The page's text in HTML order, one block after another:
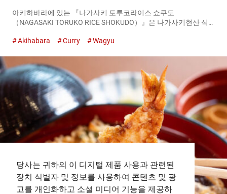
당사는 귀하의 이 디지털 제품 사용과 관련된
장치 식별자 및 정보를 사용하여 콘텐츠 및 광
고를 개인화하고 소셜 미디어 기능을 제공하
쇼쿠도】
아키하바라에 있는 『나가사키 토루코라이스 쇼쿠도
（NAGASAKI TORUKO RICE SHOKUDO）』은 나가사키현산 식
가사키에서 시작된 요리가 간판 메뉴입니다. 그것이 바로 가게 이
키)라이스（Special torukorice）』 １,６００엔（세금 포함）
풍성한 인기 메뉴 『스페셜 토루코(터키)라이스（Special
torukorice）』 토루코(터키)라이스의 정의는 돈까스, 스파게티,
필라프가 한 접시에 담겨 있는 것입니다. 하지만, 토루코(터키)라
이스에는 이 세 가지 토핑만 사용해야 한다는 규칙은 없습니다.
『나가사키 토루코라이스 쇼쿠도（NAGASAKI TORUKO RICE
SHOKUDO）』에서는 토핑에 다양성을 더한 여러 종류의 토루코
(터키)라이스를 제공하고 있습니다. 특히 인기 있는 종류는 『스페
셜 토루코(터키)라이스（Special torukorice）』입니다. 돈까스,
나폴리탄, 카레 필라프에 더해, 새우 튀김과 햄버거가 한 접시에 담
겨 있습니다. 토루코(터키)라이스에 빠질 수 없는 돈까스는 돼지
등심을 두드려 카츠처럼 얇게 펴서 가볍게 먹을 수 있습니다. 손질
에 신경을 써서 돼지고기의 근육과 지방을 깔끔하게 제거하여 바
삭한 식감입니다. 특제 데미글라스 소스는 뒷맛이 끈적이지...
Akihabara Curry Wagyu